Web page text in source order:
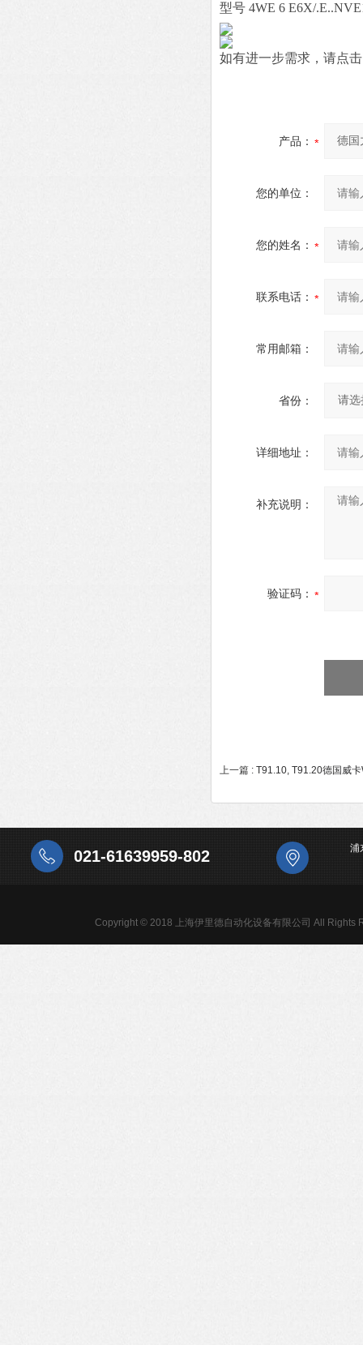
型号 4WE 6 E6X/
如有进一步需求，请点
产品：
您的单位：
您的姓名：
联系电话：
常用邮箱：
省份：
详细地址：
补充说明：
验证码：
上一篇 : T91.10, T91.20德国威
021-61639959-802 浦
Copyright © 2018 上海伊里德自动化设备有限公司 All Rights